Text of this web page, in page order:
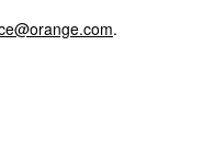
.